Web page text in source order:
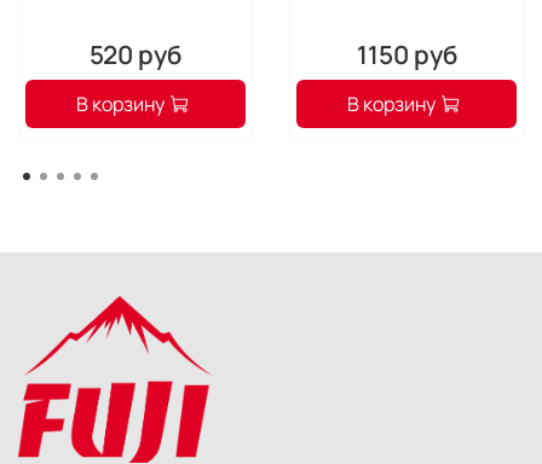
520 руб
В корзину
1150 руб
В корзину